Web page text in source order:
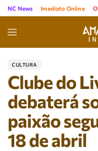
NC News Imediato Online
CULTURA
Clube do
debaterá
paixão
18 de abril